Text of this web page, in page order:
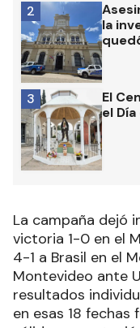
la
2
El
el
3
La campaña dejó
victoria 1-0 en el
4-1 a Brasil en el
Montevideo ante
resultados
en esas 18